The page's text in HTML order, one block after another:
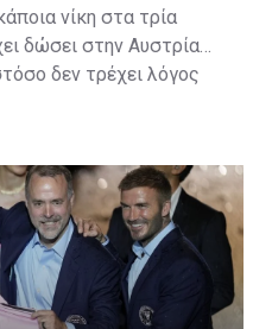
νίκη στα τρία
δώσει στην Αυστρία
δεν τρέχει λόγος